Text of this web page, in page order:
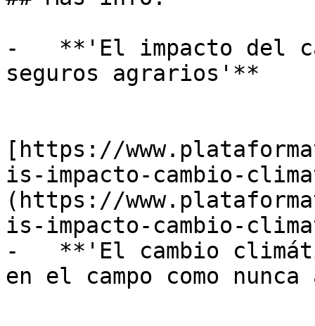
-   **'El impacto del
seguros agrarios'**
[https://
is-impacto-cambio-
(https://
is-impacto-cambio-
-   **'El cambio
en el campo como